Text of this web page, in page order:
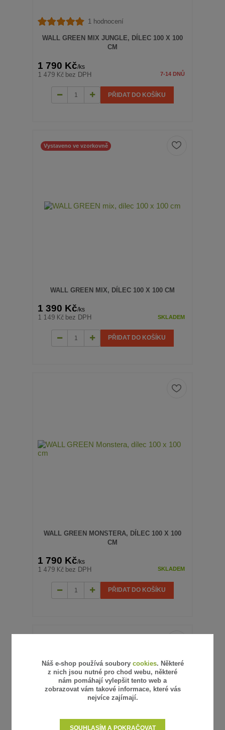
1 hodnocení
WALL GREEN MIX JUNGLE, DÍLEC 100 X 100
CM
1 790 Kč/ks
1 479 Kč bez DPH 7-14 DNŮ
PŘIDAT DO KOŠÍKU
Vystaveno ve vzorkovně
WALL GREEN MIX, DÍLEC 100 X 100 CM
1 390 Kč/ks
1 149 Kč bez DPH SKLADEM
PŘIDAT DO KOŠÍKU
WALL GREEN MONSTERA, DÍLEC 100 X 100
CM
1 790 Kč/ks
1 479 Kč bez DPH SKLADEM
PŘIDAT DO KOŠÍKU
Náš e-shop používá soubory cookies. Některé
z nich jsou nutné pro chod webu, některé
nám pomáhají vylepšit tento web a
zobrazovat vám takové informace, které vás
nejvíce zajímají.
SOUHLASÍM A POKRAČOVAT